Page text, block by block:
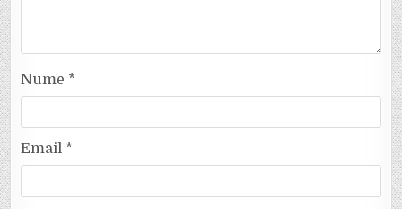
Nume *
Email *